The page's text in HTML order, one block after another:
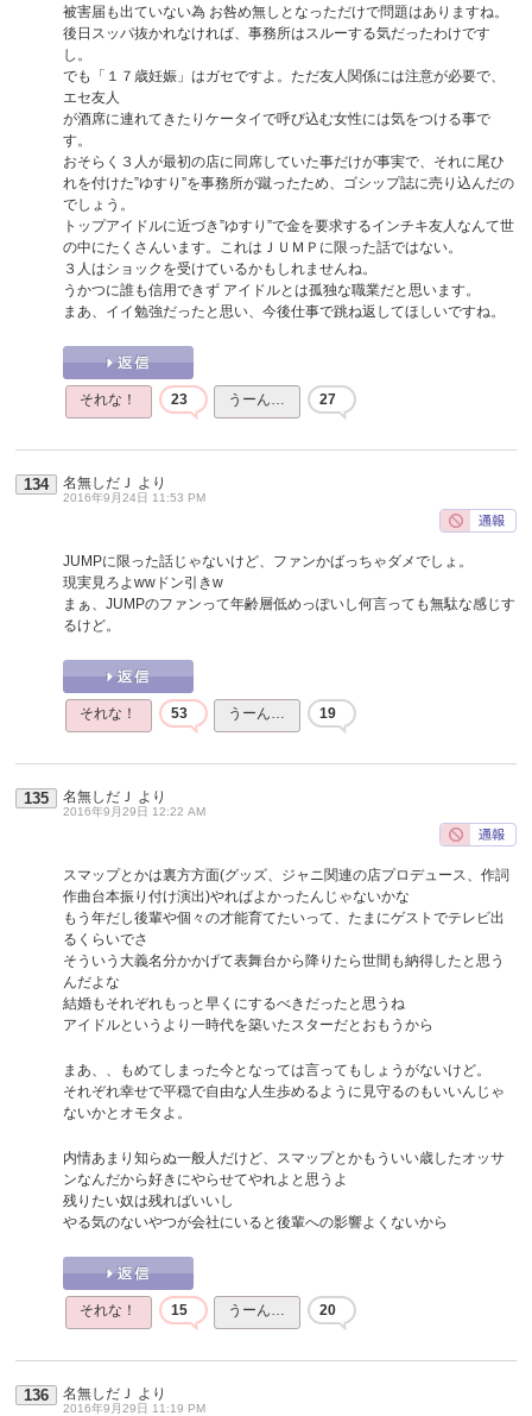
被害届も出ていない為 お咎め無しとなっただけで問題はありますね。
後日スッパ抜かれなければ、事務所はスルーする気だったわけです
し。
でも「１７歳妊娠」はガセですよ。ただ友人関係には注意が必要で、
エセ友人
が酒席に連れてきたりケータイで呼び込む女性には気をつける事で
す。
おそらく３人が最初の店に同席していた事だけが事実で、それに尾ひ
れを付けた”ゆすり”を事務所が蹴ったため、ゴシップ誌に売り込んだの
でしょう。
トップアイドルに近づき”ゆすり”で金を要求するインチキ友人なんて世
の中にたくさんいます。これはＪＵＭＰに限った話ではない。
３人はショックを受けているかもしれませんね。
うかつに誰も信用できず アイドルとは孤独な職業だと思います。
まあ、イイ勉強だったと思い、今後仕事で跳ね返してほしいですね。
それな！ 23 うーん… 27
134 名無しだＪ より
2016年9月24日 11:53 PM
JUMPに限った話じゃないけど、ファンかばっちゃダメでしょ。
現実見ろよwwドン引きw
まぁ、JUMPのファンって年齢層低めっぽいし何言っても無駄な感じす
るけど。
それな！ 53 うーん… 19
135 名無しだＪ より
2016年9月29日 12:22 AM
スマップとかは裏方方面(グッズ、ジャニ関連の店プロデュース、作詞
作曲台本振り付け演出)やればよかったんじゃないかな
もう年だし後輩や個々の才能育てたいって、たまにゲストでテレビ出
るくらいでさ
そういう大義名分かかげて表舞台から降りたら世間も納得したと思う
んだよな
結婚もそれぞれもっと早くにするべきだったと思うね
アイドルというより一時代を築いたスターだとおもうから
まあ、、もめてしまった今となっては言ってもしょうがないけど。
それぞれ幸せで平穏で自由な人生歩めるように見守るのもいいんじゃ
ないかとオモタよ。
内情あまり知らぬ一般人だけど、スマップとかもういい歳したオッサ
ンなんだから好きにやらせてやれよと思うよ
残りたい奴は残ればいいし
やる気のないやつが会社にいると後輩への影響よくないから
それな！ 15 うーん… 20
136 名無しだＪ より
2016年9月29日 11:19 PM